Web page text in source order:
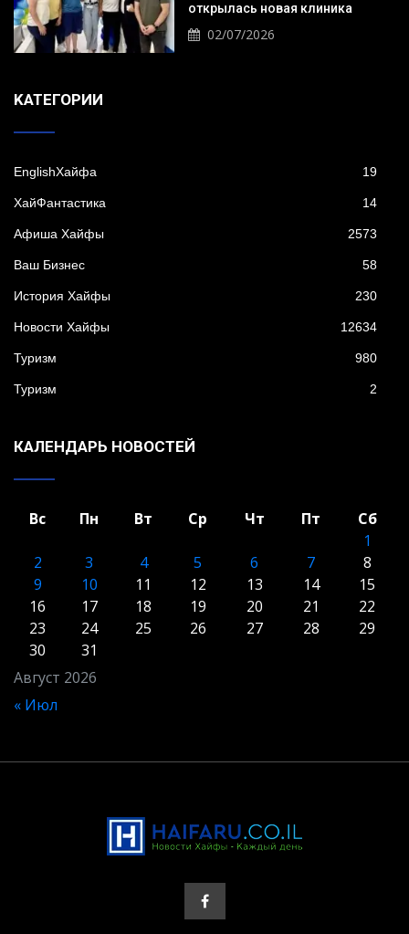
открылась новая клиника
02/07/2026
KАТЕГОРИИ
EnglishХайфа 19
XайФантастика 14
Афиша Хайфы 2573
Ваш Бизнес 58
История Хайфы 230
Новости Хайфы 12634
Туризм 980
Туризм 2
КАЛЕНДАРЬ НОВОСТЕЙ
Август 2026
Вс Пн Вт Ср Чт Пт
Сб
1
2
3 4 5 6 7
8
9
10 11 12 13 14
15
16
17 18 19 20 21
22
23
24 25 26 27 28
29
30
31
« Июл